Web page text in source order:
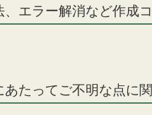
エラー解消など作成
たってご不明な点に